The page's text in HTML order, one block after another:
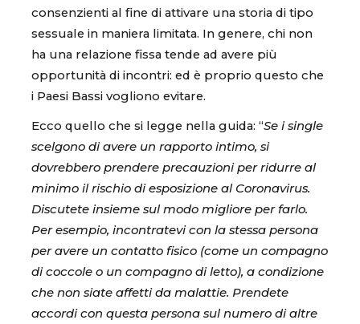
consenzienti al fine di attivare una storia di tipo
sessuale in maniera limitata. In genere, chi non
ha una relazione fissa tende ad avere più
opportunità di incontri: ed è proprio questo che
i Paesi Bassi vogliono evitare.
Ecco quello che si legge nella guida: “Se i single
scelgono di avere un rapporto intimo, si
dovrebbero prendere precauzioni per ridurre al
minimo il rischio di esposizione al Coronavirus.
Discutete insieme sul modo migliore per farlo.
Per esempio, incontratevi con la stessa persona
per avere un contatto fisico (come un compagno
di coccole o un compagno di letto), a condizione
che non siate affetti da malattie. Prendete
accordi con questa persona sul numero di altre